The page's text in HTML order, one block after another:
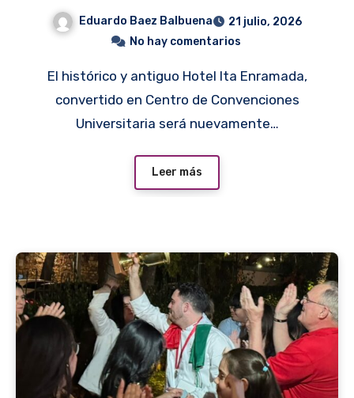
Eduardo Baez Balbuena
21 julio, 2026
No hay comentarios
El histórico y antiguo Hotel Ita Enramada,
convertido en Centro de Convenciones
Universitaria será nuevamente…
Leer más